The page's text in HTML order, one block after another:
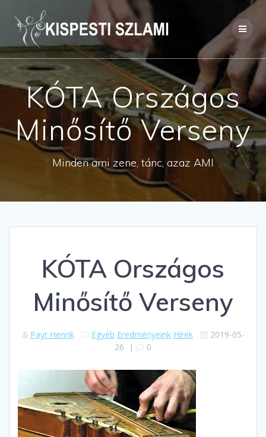
to
content
KÓTA Országos
Minősítő Verseny
Minden ami zene, tánc, azaz AMI
KÓTA Országos
Minősítő Verseny
Payr Henrik Egyéb Eredményeink Hírek
2019-05-
26 | 0